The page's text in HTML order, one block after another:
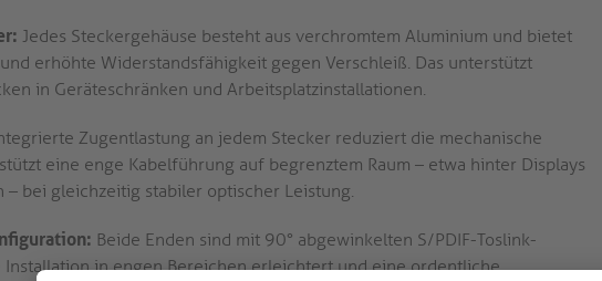
Jedes Steckergehäuse besteht aus verchromtem Aluminium und bietet
erhöhte Widerstandsfähigkeit gegen Verschleiß. Das unterstützt
in Geräteschränken und Arbeitsplatzinstallationen.
Zugentlastung an jedem Stecker reduziert die mechanische
eine enge Kabelführung auf begrenztem Raum – etwa hinter Displays
bei gleichzeitig stabiler optischer Leistung.
Beide Enden sind mit 90° abgewinkelten S/PDIF-Toslink-
Installation in engen Bereichen erleichtert und eine ordentliche